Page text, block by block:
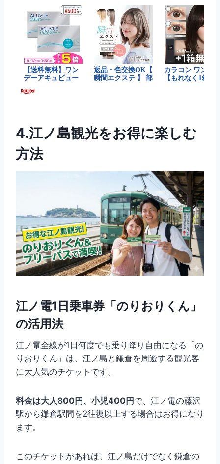
4.江ノ島観光をお得に楽しむ
方法
江ノ電1日乗車券「のりおりくん」
の活用法
江ノ電全線が1日何度でも乗り降り自由になる「の
りおりくん」は、江ノ島と鎌倉を周遊する観光客
に大人気のチケットです。
料金は大人800円、小児400円 で、江ノ電の藤沢
駅から鎌倉駅間を2往復以上する場合はお得になり
ます。
このチケットがあれば、江ノ島だけでなく鎌倉の